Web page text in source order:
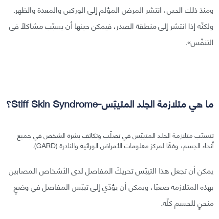
ومنذ ذلك الحين، انتشر المرض المؤلم إلى الوركين والمعدة والظهر.
ولكنّه إذا انتشر إلى منطقة الصدر، فيمكن حينها أن يسبّب مشاكلًا في
التنفّس».
ما هي متلازمة الجلد المتيبّس-Stiff Skin Syndrome؟
تتسبّب متلازمة الجلد المتيبّس في تصلّب وتكاثف بشرة الشخص في جميع
أنحاء الجسم، وفقًا لمركز معلومات الأمراض الوراثية والنادرة (GARD).
يمكن أن تجعل هذا التيبّس تحريكَ المفاصل لدى الأشخاص المصابين
بهذه المتلازمة صعبًا، ويمكن أن يؤدّي إلى تيبّس المفاصل في وضعٍ
منحنٍ للجسم كلّه.